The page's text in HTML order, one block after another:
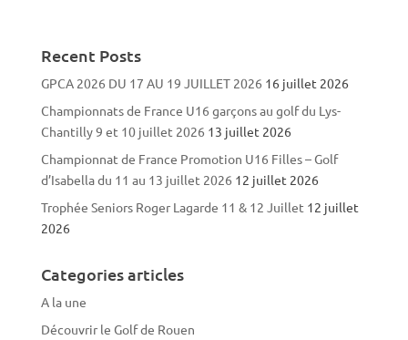
Recent Posts
GPCA 2026 DU 17 AU 19 JUILLET 2026 16 juillet 2026
Championnats de France U16 garçons au golf du Lys-
Chantilly 9 et 10 juillet 2026 13 juillet 2026
Championnat de France Promotion U16 Filles – Golf
d’Isabella du 11 au 13 juillet 2026 12 juillet 2026
Trophée Seniors Roger Lagarde 11 & 12 Juillet 12 juillet
2026
Categories articles
A la une
Découvrir le Golf de Rouen